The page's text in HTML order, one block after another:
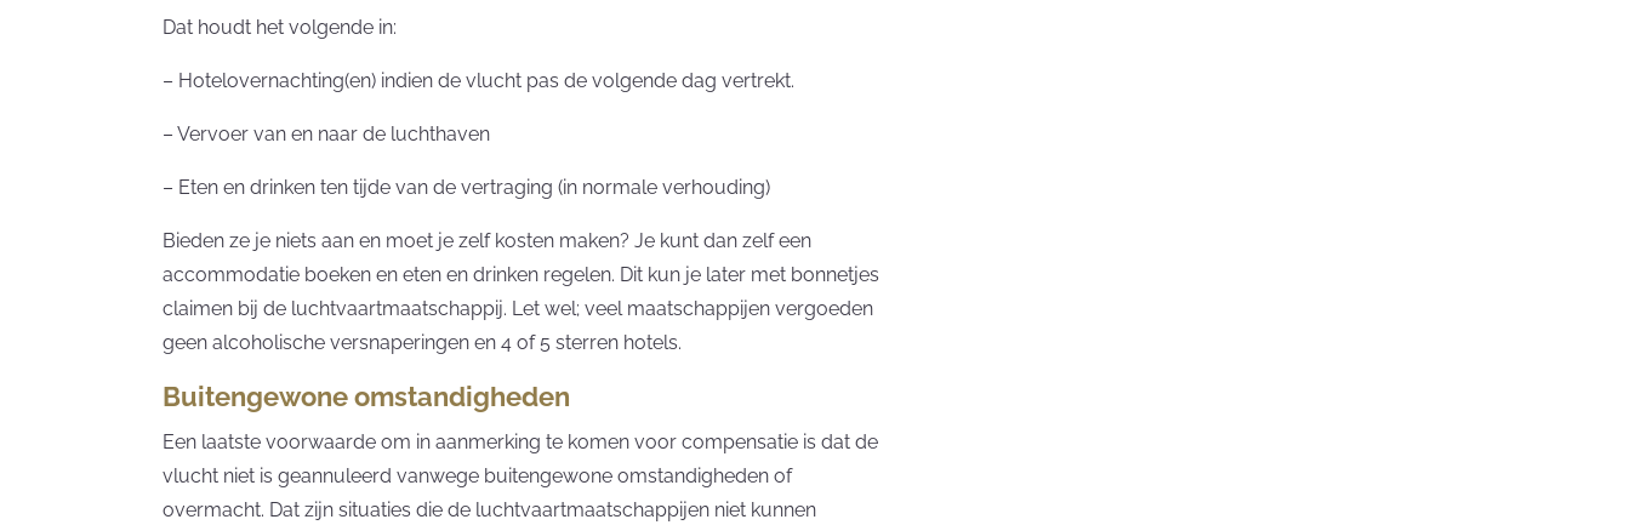
Dat houdt het volgende in:
– Hotelovernachting(en) indien de vlucht pas de volgende dag vertrekt.
– Vervoer van en naar de luchthaven
– Eten en drinken ten tijde van de vertraging (in normale verhouding)
Bieden ze je niets aan en moet je zelf kosten maken? Je kunt dan zelf een
accommodatie boeken en eten en drinken regelen. Dit kun je later met bonnetjes
claimen bij de luchtvaartmaatschappij. Let wel; veel maatschappijen vergoeden
geen alcoholische versnaperingen en 4 of 5 sterren hotels.
Buitengewone omstandigheden
Een laatste voorwaarde om in aanmerking te komen voor compensatie is dat de
vlucht niet is geannuleerd vanwege buitengewone omstandigheden of
overmacht. Dat zijn situaties die de luchtvaartmaatschappijen niet kunnen